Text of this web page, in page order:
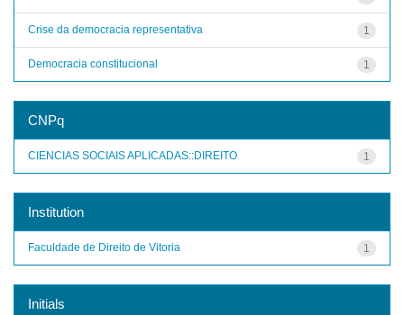
1
Crise da democracia representativa
1
Democracia constitucional
CNPq
1
CIENCIAS SOCIAIS APLICADAS::DIREITO
Institution
1
Faculdade de Direito de Vitoria
Initials